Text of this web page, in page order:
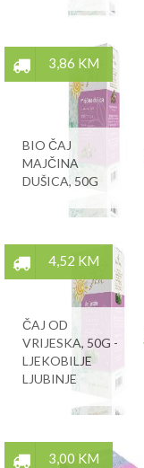
3,86 KM
BIO ČAJ
MAJČINA
DUŠICA, 50G
4,52 KM
ČAJ OD
VRIJESKA, 50G -
LJEKOBILJE
LJUBINJE
3,00 KM